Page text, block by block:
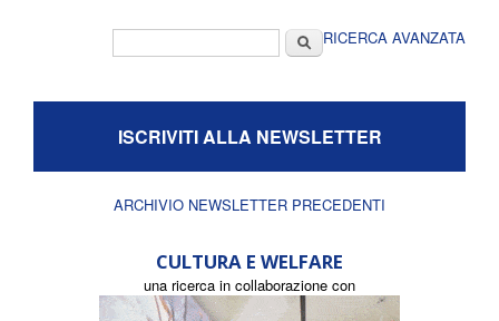
CercaRICERCA AVANZATA
ISCRIVITI ALLA NEWSLETTER
ARCHIVIO NEWSLETTER PRECEDENTI
CULTURA E WELFARE
una ricerca in collaborazione con